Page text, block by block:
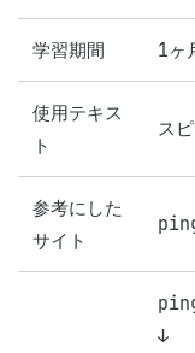
学習期間 1ヶ
使用テキス
ト
ス
参考にした
サイト
↓